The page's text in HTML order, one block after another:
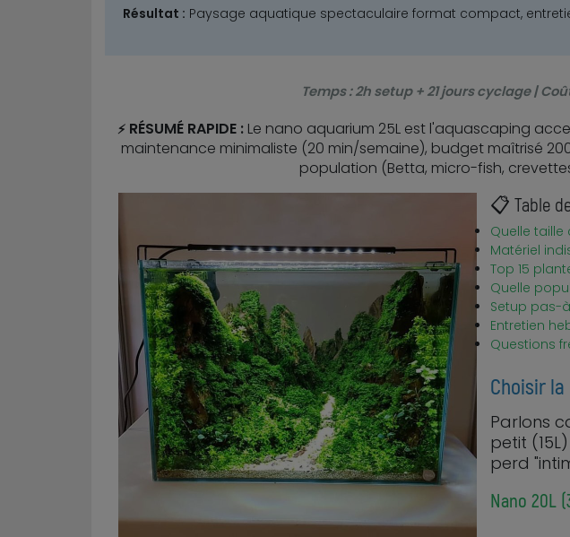
Résultat : Paysage aquatique spectaculaire format compact,
Temps : 2h setup + 21 jours cyclage |
⚡RÉSUMÉ RAPIDE :Le nano aquarium 25L est l'aquascaping
maintenance minimaliste (20 min/semaine), budget maîtrisé
population (Betta, micro-fish,
📋 Table
Quelle taille
Matériel
Top 15
Quelle
Setup pas-
Entretien
Questions
Choisir la
Parlons
petit
perd
Nano 20L